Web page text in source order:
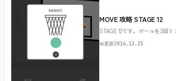
MOVE 攻略 STAGE 12
STAGE 12です。ボールを3回
📅更新2016.12.25